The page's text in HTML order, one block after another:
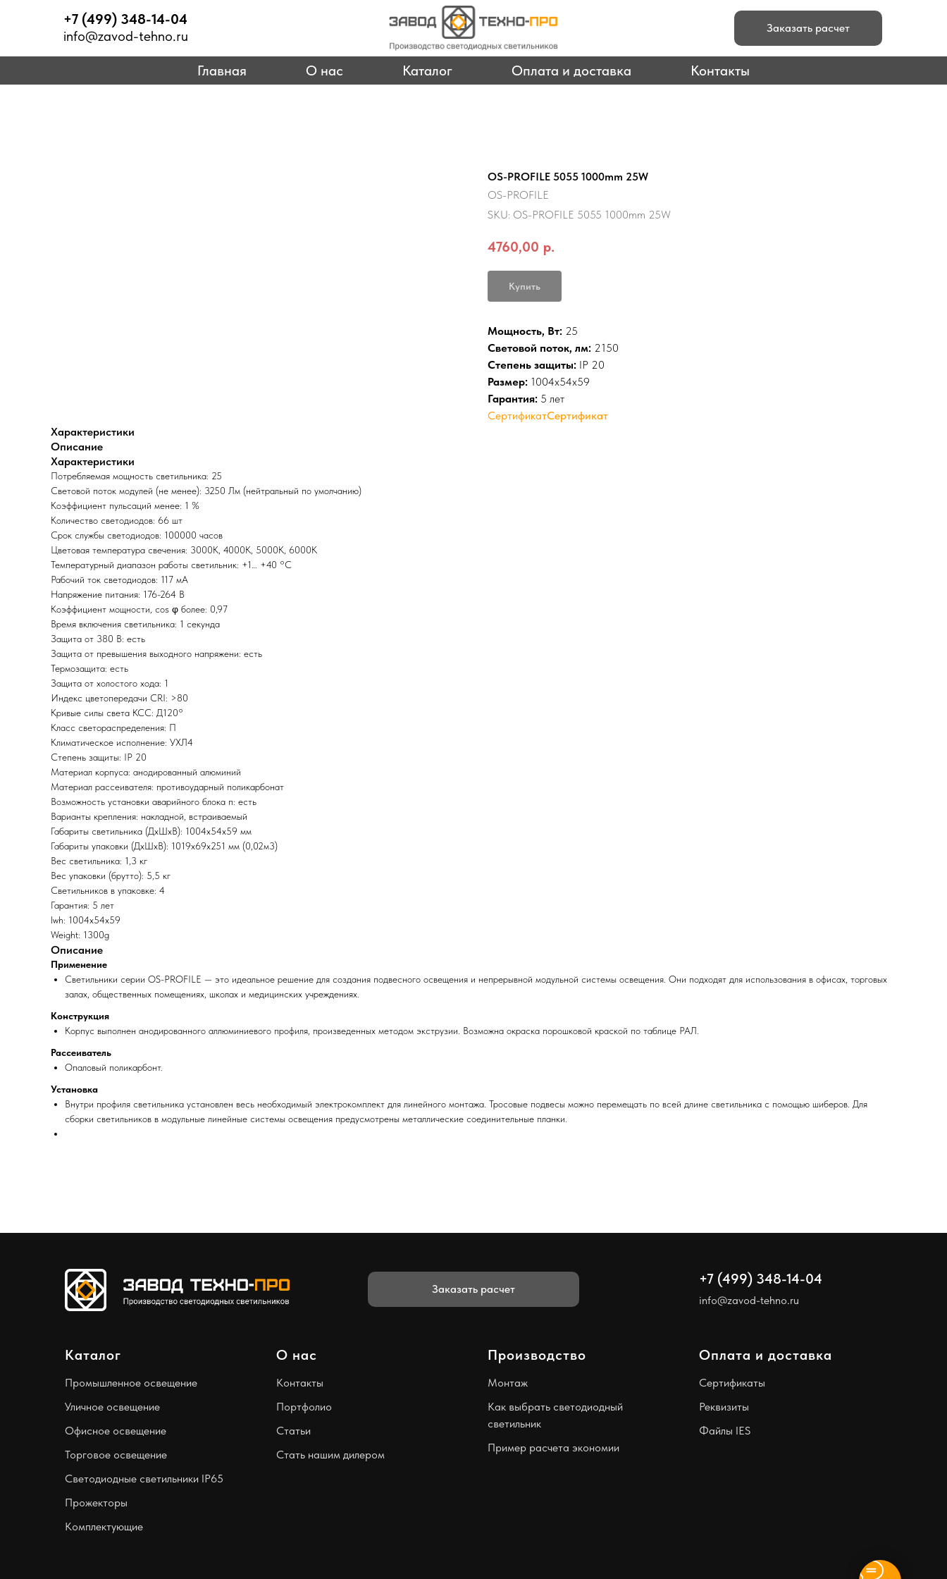
+7 (499) 348-14-04
info@zavod-tehno.ru
Заказать расчет
Главная О нас Каталог Оплата и доставка Контакты
OS-PROFILE 5055 1000mm 25W
OS-PROFILE
SKU: OS-PROFILE 5055 1000mm 25W
4760,00 р.
Купить
Мощность, Вт: 25
Световой поток, лм: 2150
Степень защиты: IP 20
Размер: 1004x54x59
Гарантия: 5 лет
СертификатСертификат
Характеристики
Описание
Характеристики
Потребляемая мощность светильника: 25
Световой поток модулей (не менее): 3250 Лм (нейтральный по умолчанию)
Коэффициент пульсаций менее: 1 %
Количество светодиодов: 66 шт
Срок службы светодиодов: 100000 часов
Цветовая температура свечения: 3000К, 4000К, 5000К, 6000К
Температурный диапазон работы светильник: +1… +40 °С
Рабочий ток светодиодов: 117 мА
Напряжение питания: 176-264 В
Коэффициент мощности, cos φ более: 0,97
Время включения светильника: 1 секунда
Защита от 380 В: есть
Защита от превышения выходного напряжени: есть
Термозащита: есть
Защита от холостого хода: 1
Индекс цветопередачи СRI: >80
Кривые силы света КСС: Д120°
Класс светораспределения: П
Климатическое исполнение: УХЛ4
Степень защиты: IP 20
Материал корпуса: анодированный алюминий
Материал рассеивателя: противоударный поликарбонат
Возможность установки аварийного блока п: есть
Варианты крепления: накладной, встраиваемый
Габариты светильника (ДxШхВ): 1004x54x59 мм
Габариты упаковки (ДхШхВ): 1019x69x251 мм (0,02м3)
Вес светильника: 1,3 кг
Вес упаковки (брутто): 5,5 кг
Светильников в упаковке: 4
Гарантия: 5 лет
lwh: 1004x54x59
Weight: 1300g
Описание
Применение
Светильники серии OS-PROFILE — это идеальное решение для создания подвесного освещения и непрерывной модульной системы освещения. Они подходят для использования в офисах, торговых
залах, общественных помещениях, школах и медицинских учреждениях.
Конструкция
Корпус выполнен анодированного аллюминиевого профиля, произведенных методом экструзии. Возможна окраска порошковой краской по таблице РАЛ.
Рассеиватель
Опаловый поликарбонт.
Установка
Внутри профиля светильника установлен весь необходимый электрокомплект для линейного монтажа. Тросовые подвесы можно перемещать по всей длине светильника с помощью шиберов. Для
сборки светильников в модульные линейные системы освещения предусмотрены металлические соединительные планки.
+7 (499) 348-14-04
info@zavod-tehno.ru
Заказать расчет
Каталог
Промышленное освещение
Уличное освещение
Офисное освещение
Торговое освещение
Светодиодные светильники IP65
Прожекторы
Комплектующие
О нас
Контакты
Портфолио
Статьи
Стать нашим дилером
Производство
Монтаж
Как выбрать светодиодный
светильник
Пример расчета экономии
Оплата и доставка
Сертификаты
Реквизиты
Файлы IES